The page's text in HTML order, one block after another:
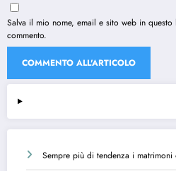
Salva il mio nome, email e sito web in
commento.
Sempre più di tendenza i